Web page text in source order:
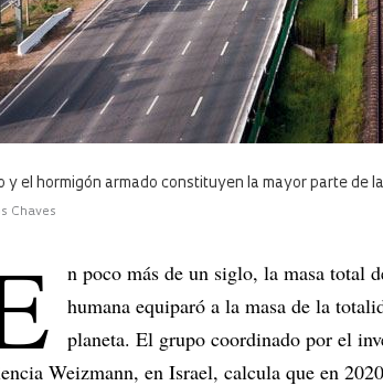
y el hormigón armado constituyen la mayor parte de
Chaves
n poco más de un siglo, la masa total
humana equiparó a la masa de la
planeta. El grupo coordinado por el
Weizmann, en Israel, calcula que en